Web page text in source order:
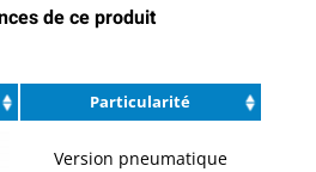
de ce produit
Particularité
Version pneumatique